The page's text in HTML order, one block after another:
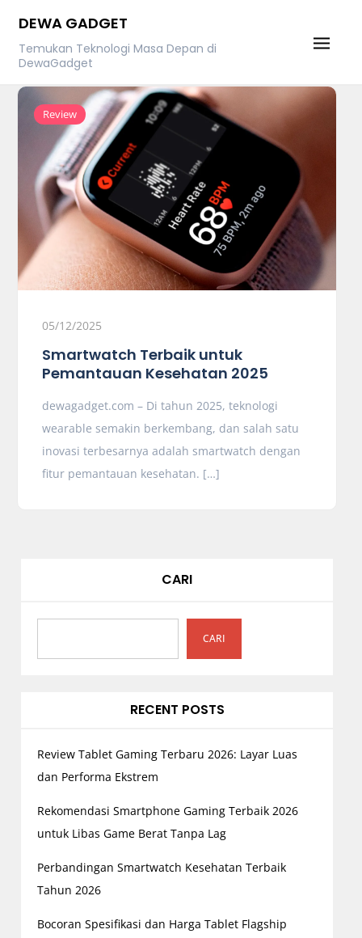
content
DEWA GADGET
Temukan Teknologi Masa Depan di
DewaGadget
Review
05/12/2025
Smartwatch Terbaik untuk
Pemantauan Kesehatan 2025
dewagadget.com – Di tahun 2025, teknologi
wearable semakin berkembang, dan salah satu
inovasi terbesarnya adalah smartwatch dengan
fitur pemantauan kesehatan. […]
CARI
CARI
RECENT POSTS
Review Tablet Gaming Terbaru 2026: Layar Luas
dan Performa Ekstrem
Rekomendasi Smartphone Gaming Terbaik 2026
untuk Libas Game Berat Tanpa Lag
Perbandingan Smartwatch Kesehatan Terbaik
Tahun 2026
Bocoran Spesifikasi dan Harga Tablet Flagship